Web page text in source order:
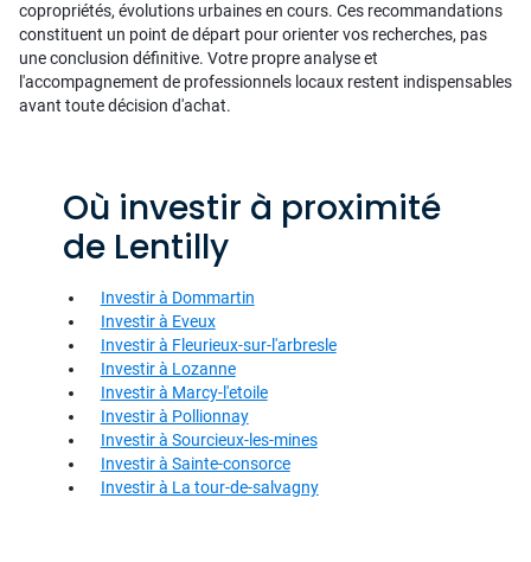
copropriétés, évolutions urbaines en cours. Ces recommandations
constituent un point de départ pour orienter vos recherches, pas
une conclusion définitive. Votre propre analyse et
l'accompagnement de professionnels locaux restent indispensables
avant toute décision d'achat.
Où investir à proximité
de Lentilly
Investir à Dommartin
Investir à Eveux
Investir à Fleurieux-sur-l'arbresle
Investir à Lozanne
Investir à Marcy-l'etoile
Investir à Pollionnay
Investir à Sourcieux-les-mines
Investir à Sainte-consorce
Investir à La tour-de-salvagny